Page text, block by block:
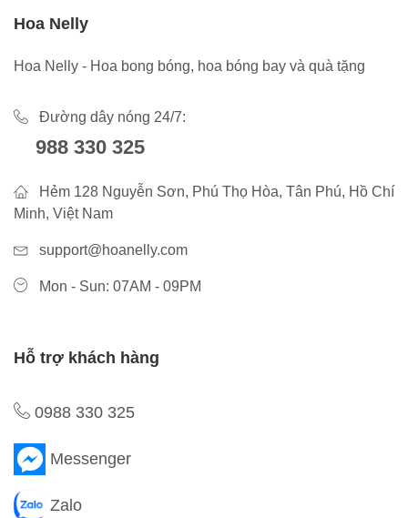
Hoa Nelly
Hoa Nelly - Hoa bong bóng, hoa bóng bay và quà tặng
Đường dây nóng 24/7:
988 330 325
Hẻm 128 Nguyễn Sơn, Phú Thọ Hòa, Tân Phú, Hồ Chí
Minh, Việt Nam
support@hoanelly.com
Mon - Sun: 07AM - 09PM
Hỗ trợ khách hàng
0988 330 325
Messenger
Zalo